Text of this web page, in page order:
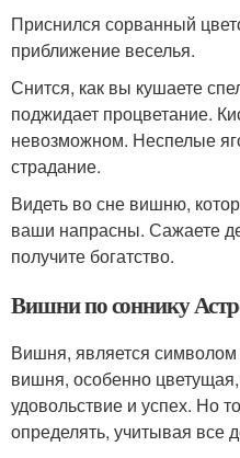
Приснился сорванный
приближение веселья.
Снится, как вы кушаете
поджидает процветание.
невозможном. Неспелые
страдание.
Видеть во сне вишню,
ваши напрасны. Сажаете
получите богатство.
Вишни по соннику
Вишня, является
вишня, особенно
удовольствие и успех. Но
определять, учитывая все